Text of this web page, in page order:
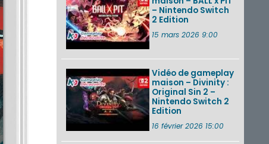
– Nintendo Switch
2 Edition
15 mars 2026 9:00
Vidéo de gameplay
maison – Divinity :
Original Sin 2 –
Nintendo Switch 2
Edition
16 février 2026 15:00